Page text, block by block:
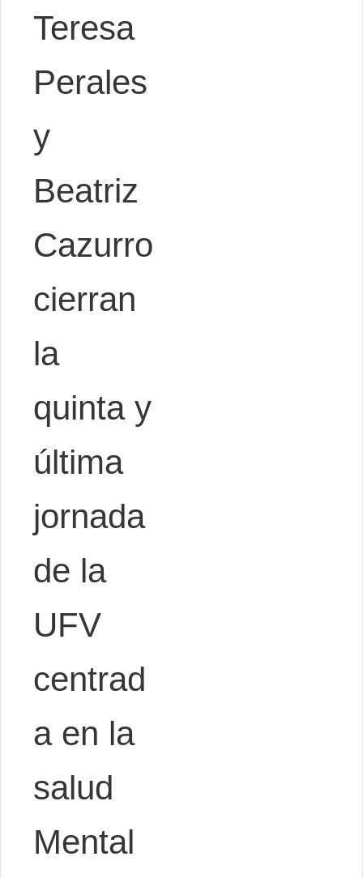
Teresa
Perales
y
Beatriz
Cazurro
cierran
la
quinta y
última
jornada
de la
UFV
centrad
a en la
salud
Mental